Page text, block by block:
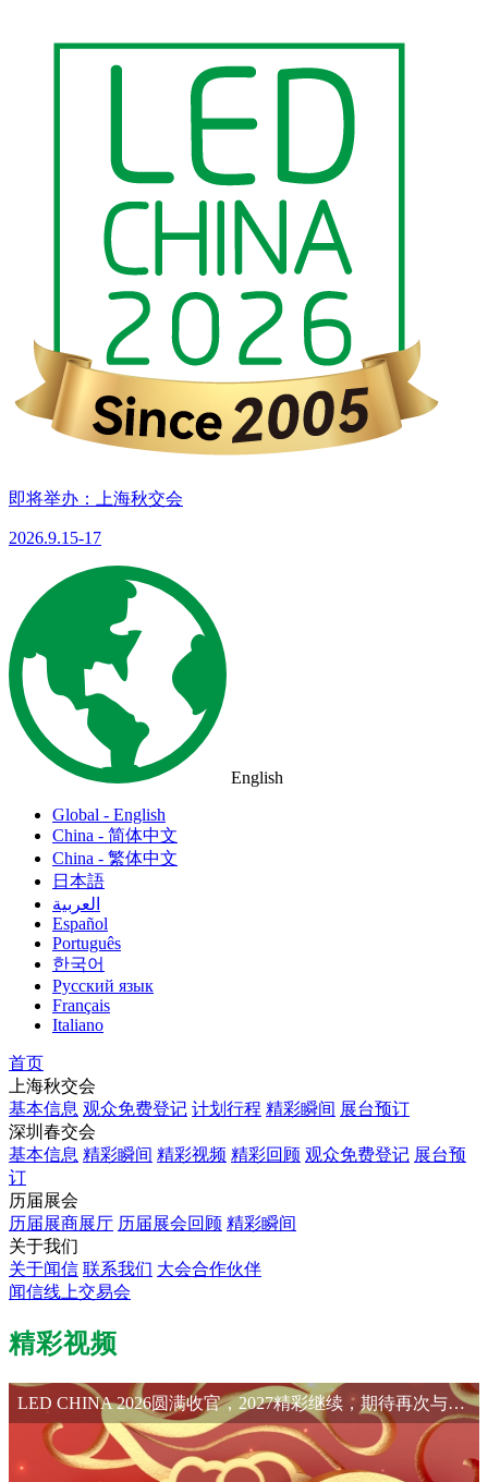
即将举办：上海秋交会
2026.9.15-17
English
Global - English
China - 简体中文
China - 繁体中文
日本語
العربية
Español
Português
한국어
Русский язык
Français
Italiano
首页
上海秋交会
基本信息 观众免费登记 计划行程 精彩瞬间 展台预订
深圳春交会
基本信息 精彩瞬间 精彩视频 精彩回顾 观众免费登记 展台预
订
历届展会
历届展商展厅 历届展会回顾 精彩瞬间
关于我们
关于闻信 联系我们 大会合作伙伴
闻信线上交易会
精彩视频
LED CHINA 2026圆满收官，2027精彩继续，期待再次与您相会